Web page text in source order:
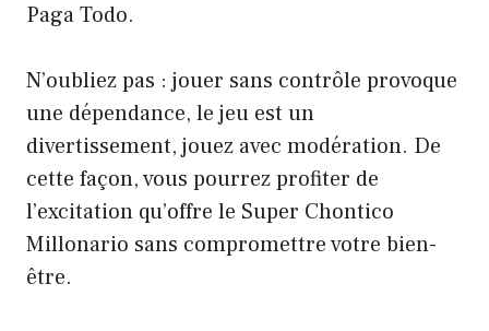
Paga Todo.
N’oubliez pas : jouer sans contrôle provoque
une dépendance, le jeu est un
divertissement, jouez avec modération. De
cette façon, vous pourrez profiter de
l’excitation qu’offre le Super Chontico
Millonario sans compromettre votre bien-
être.